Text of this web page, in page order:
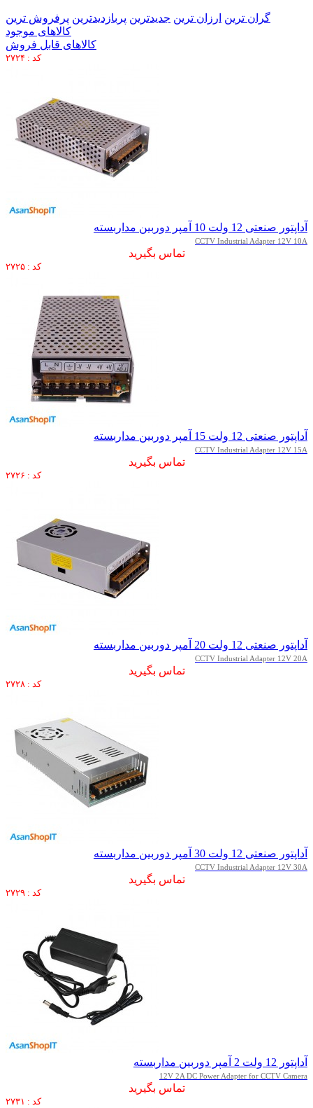
گران ترین ارزان ترین جدیدترین پربازدیدترین پرفروش ترین
کالاهای موجود
کالاهای قابل فروش
کد : ۲۷۲۴
آداپتور صنعتی 12 ولت 10 آمپر دوربین مداربسته
CCTV Industrial Adapter 12V 10A
تماس بگیرید
کد : ۲۷۲۵
آداپتور صنعتی 12 ولت 15 آمپر دوربین مداربسته
CCTV Industrial Adapter 12V 15A
تماس بگیرید
کد : ۲۷۲۶
آداپتور صنعتی 12 ولت 20 آمپر دوربین مداربسته
CCTV Industrial Adapter 12V 20A
تماس بگیرید
کد : ۲۷۲۸
آداپتور صنعتی 12 ولت 30 آمپر دوربین مداربسته
CCTV Industrial Adapter 12V 30A
تماس بگیرید
کد : ۲۷۲۹
آداپتور 12 ولت 2 آمپر دوربین مداربسته
12V 2A DC Power Adapter for CCTV Camera
تماس بگیرید
کد : ۲۷۳۱